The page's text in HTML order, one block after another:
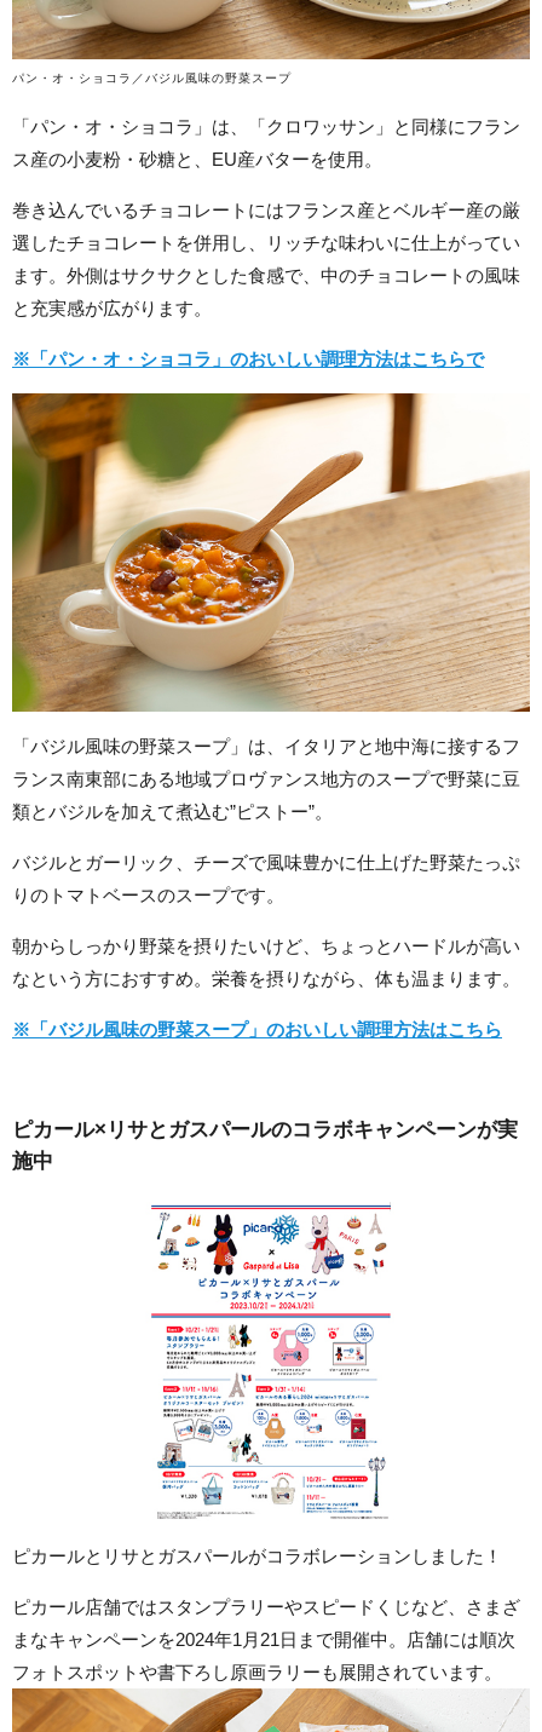
パン・オ・ショコラ／バジル風味の野菜スープ
「パン・オ・ショコラ」は、「クロワッサン」と同様にフラン
ス産の小麦粉・砂糖と、EU産バターを使用。
巻き込んでいるチョコレートにはフランス産とベルギー産の厳
選したチョコレートを併用し、リッチな味わいに仕上がってい
ます。外側はサクサクとした食感で、中のチョコレートの風味
と充実感が広がります。
※「パン・オ・ショコラ」のおいしい調理方法はこちらで
「バジル風味の野菜スープ」は、イタリアと地中海に接するフ
ランス南東部にある地域プロヴァンス地方のスープで野菜に豆
類とバジルを加えて煮込む”ピストー”。
バジルとガーリック、チーズで風味豊かに仕上げた野菜たっぷ
りのトマトベースのスープです。
朝からしっかり野菜を摂りたいけど、ちょっとハードルが高い
なという方におすすめ。栄養を摂りながら、体も温まります。
※「バジル風味の野菜スープ」のおいしい調理方法はこちら
ピカール×リサとガスパールのコラボキャンペーンが実
施中
ピカールとリサとガスパールがコラボレーションしました！
ピカール店舗ではスタンプラリーやスピードくじなど、さまざ
まなキャンペーンを2024年1月21日まで開催中。店舗には順次
フォトスポットや書下ろし原画ラリーも展開されています。